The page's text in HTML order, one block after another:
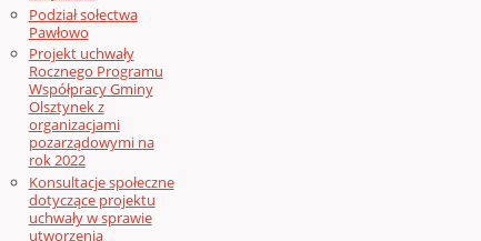
Podział sołectwa
Pawłowo
Projekt uchwały
Rocznego Programu
Współpracy Gminy
Olsztynek z
organizacjami
pozarządowymi na
rok 2022
Konsultacje społeczne
dotyczące projektu
uchwały w sprawie
utworzenia